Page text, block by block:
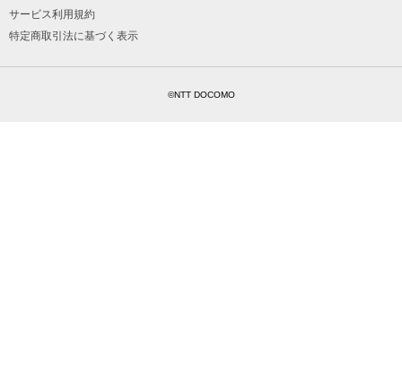
サービス利用規約
特定商取引法に基づく表示
©NTT DOCOMO